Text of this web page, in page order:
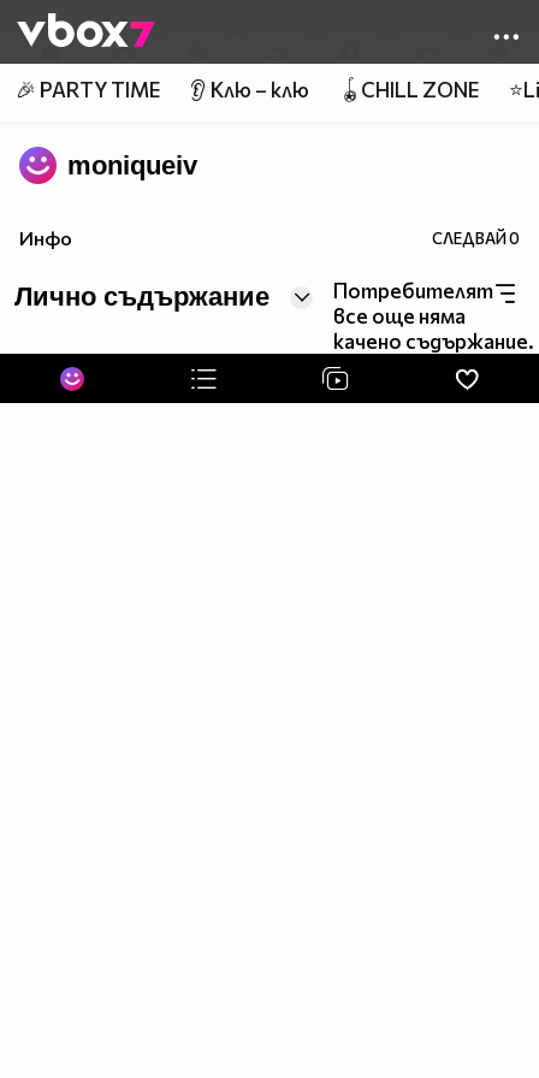
👾
🎉 PARTY TIME 👂 Клю – клю 🪀CHILL ZONE
moniqueiv
Инфо СЛЕДВАЙ0
Лично съдържание
Потребителят
все още няма
качено съдържание.